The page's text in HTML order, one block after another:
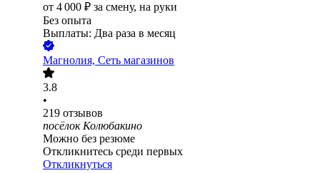
от 4 000 ₽ за смену, на руки
Без опыта
Выплаты: Два раза в месяц
Магнолия, Сеть магазинов
3.8
•
219 отзывов
посёлок Колюбакино
Можно без резюме
Откликнитесь среди первых
Откликнуться